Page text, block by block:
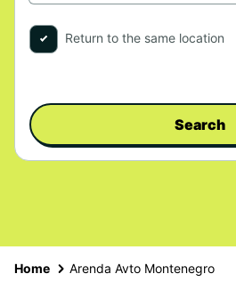
Return to the same location
Search
Home Arenda Avto Montenegro